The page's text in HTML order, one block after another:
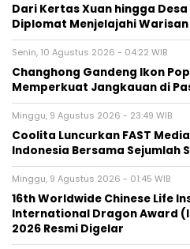
Dari Kertas Xuan hingga
Diplomat Menjelajahi Warisan
Senin, 10 Agustus 2026 - 04:22 WIB
Changhong Gandeng Ikon
Memperkuat Jangkauan di
Minggu, 9 Agustus 2026 - 23:49 WIB
Coolita Luncurkan FAST
Indonesia Bersama Sejumlah
Minggu, 9 Agustus 2026 - 01:45 WIB
16th Worldwide Chinese Life
International Dragon Award
2026 Resmi Digelar